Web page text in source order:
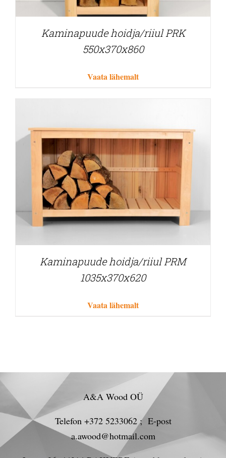
Kaminapuude hoidja/riiul PRK
550x370x860
Vaata lähemalt
Kaminapuude hoidja/riiul PRM
1035x370x620
Vaata lähemalt
A&A Wood OÜ
Telefon +372 5233062 ; E-post
a.awood@hotmail.com